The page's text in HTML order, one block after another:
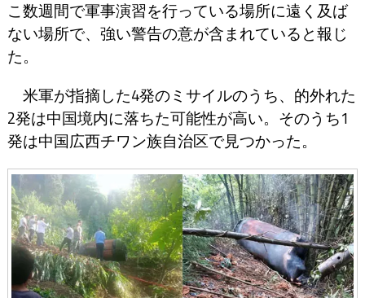
こ数週間で軍事演習を行っている場所に遠く及ば
ない場所で、強い警告の意が含まれていると報じ
た。
米軍が指摘した4発のミサイルのうち、的外れた
2発は中国境内に落ちた可能性が高い。そのうち1
発は中国広西チワン族自治区で見つかった。